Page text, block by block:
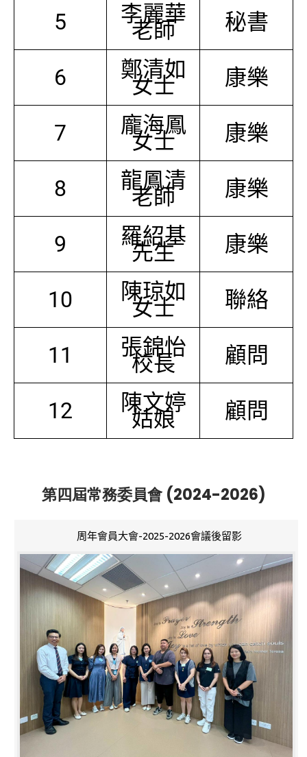
5 李麗華
老師 秘書
6 鄭清如
女士 康樂
7 龐海鳳
女士 康樂
8 龍鳳清
老師 康樂
9 羅紹基
先生 康樂
10 陳琼如
女士 聯絡
11 張錦怡
校長 顧問
12 陳文婷
姑娘 顧問
第四屆常務委員會 (2024-2026)
周年會員大會-2025-2026會議後留影